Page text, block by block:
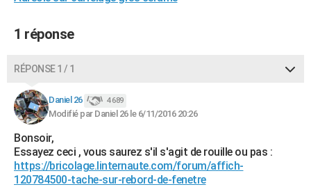
S'inscrire
Se connecter
Lycées
Collèges
Primaires
Universités
Entreprises
Service militaire
Avis de recherche
AVIS DE DÉCÈS
FORUM
Bricolage
Lifestyle
Culture
Sport
Auto
Television
Voyage
Cinema
1 réponse
RÉPONSE 1 / 1
Daniel 26 4 689
Modifié par Daniel 26 le 6/11/2016 20:26
Bonsoir,
Essayez ceci , vous saurez s'il s'agit de rouille ou pas :
https://bricolage.linternaute.com/forum/affich-
120784500-tache-sur-rebord-de-fenetre